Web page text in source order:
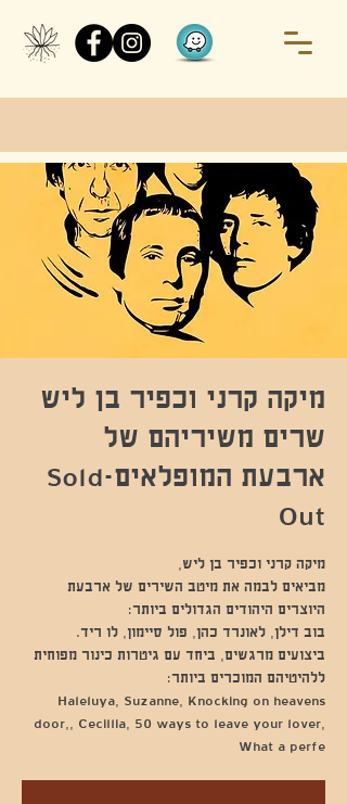
מיקה קרני וכפיר בן ליש
שרים משיריהם של
ארבעת המופלאים-Sold
Out
מביאים לבמה את מיטב השירים של ארבעת
ביצועים מרגשים, ביחד עם גיטרות כינור מפוחית
Haleluya, Suzanne, Knocking on heavens
door,, Cecillia, 50 ways to leave your lover,
What a perfe